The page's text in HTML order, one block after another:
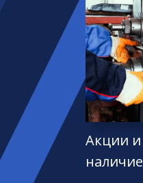
Акции и
наличие